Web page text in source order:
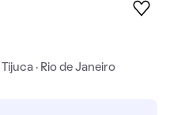
· Rio de Janeiro